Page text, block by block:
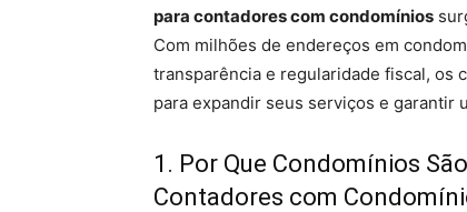
para contadores com condomínios
Com milhões de endereços em
transparência e regularidade fiscal, os
para expandir seus serviços e garantir
1. Por Que Condomínios
Contadores com